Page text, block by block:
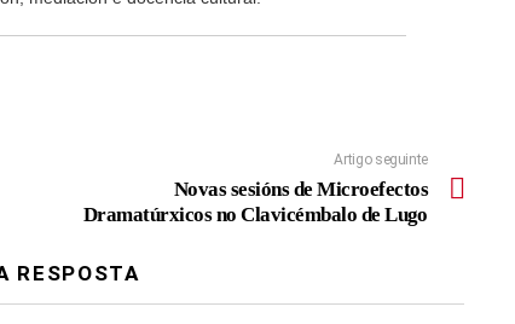
Artigo seguinte
Novas sesións de Microefectos
Dramatúrxicos no Clavicémbalo de Lugo
RESPOSTA